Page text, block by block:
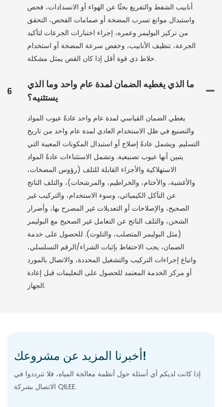
أنابيب الشفط والتفريغ بحثًا عن الهواء أو الانسدادات، فحص
واستبدال موانع تسرب المضخة أو صمامات الفحص، التحقق
من تركيز البوليمر وعمره، إجراء اختبارات الجرعات لتأكيد
الجرعة، تنظيف الأنابيب، وخفض سرعة المضخة أو استخدام
خلاط ذي قوة أقل إذا كان القص يمثل مشكلة.
6
ما الذي يغطيه الضمان لمدة عام واحد وما الذي
يستثنيه؟
يغطي الضمان القياسي لمدة عام واحد عادةً عيوب المواد
والتصنيع في ظل الاستخدام العادي لمدة عام واحد من تاريخ
التسليم. ويشمل عادةً إصلاح أو استبدال المكونات المعيبة التي
يتبين أنها عيوب تصنيعية. وتشمل الاستثناءات عادةً المواد
الاستهلاكية والأجزاء القابلة للتلف (رؤوس المضخات،
والأغشية، والأختام، والخراطيم، والمرشحات)، والتلف الناتج
عن التآكل الكيميائي، وسوء الاستخدام، والتركيب غير
الصحيح، والإصلاحات أو التعديلات غير المصرح بها، وأضرار
الشحن، والتلف الناتج عن التعامل غير الصحيح مع البوليمر
(مثل البوليمر المتصلب، والتلوث). للحصول على خدمة
الضمان، يجب الاحتفاظ بإثبات الشراء/الرقم التسلسلي،
واتباع إجراءات التركيب والتشغيل المحددة، والاتصال بالمورد
أو مركز الخدمة المعتمد للحصول على التعليمات قبل إعادة
الجهاز.
أخبرنا المزيد عن مشروعك!
إذا كانت لديكم أي أسئلة حول أنظمة معالجة المياه، فلا تترددوا في
الاتصال بشركة QILEE.